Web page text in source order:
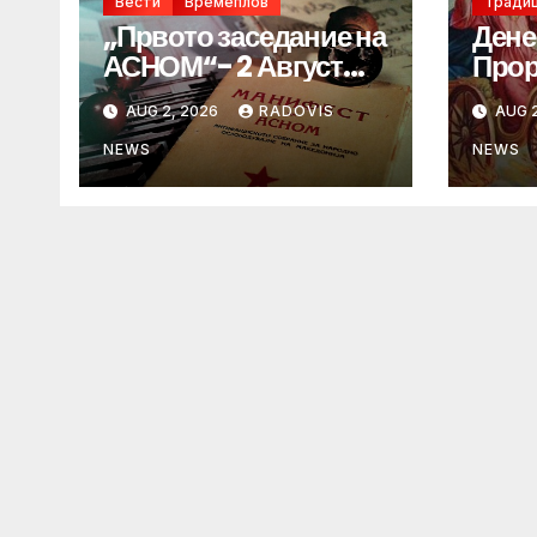
„Првото заседание на
АСНОМ“- 2 Август
1944 год.
AUG 2, 2026 RADOVIS
NEWS
AUG
NEWS